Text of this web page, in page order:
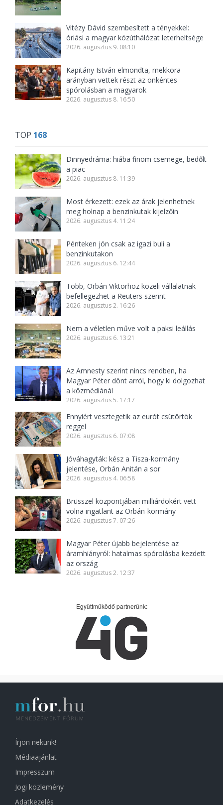
Vitézy Dávid szembesített a tényekkel:
óriási a magyar közúthálózat leterheltsége
2026. augusztus 9. 08:10
Kapitány István elmondta, mekkora
arányban vettek részt az önkéntes
spórolásban a magyarok
2026. augusztus 8. 16:50
TOP 168
Dinnyedráma: hiába finom csemege, bedőlt
a piac
2026. augusztus 8. 11:39
Most érkezett: ezek az árak jelenhetnek
meg holnap a benzinkutak kijelzőin
2026. augusztus 4. 11:24
Pénteken jön csak az igazi buli a
benzinkutakon
2026. augusztus 6. 12:44
Több, Orbán Viktorhoz közeli vállalatnak
befellegezhet a Reuters szerint
2026. augusztus 2. 16:26
Nem a véletlen műve volt a paksi leállás
2026. augusztus 6. 13:21
Az Amnesty szerint nincs rendben, ha
Magyar Péter dönt arról, hogy ki dolgozhat
a közmédiánál
2026. augusztus 5. 17:17
Ennyiért vesztegetik az eurót csütörtök
reggel
2026. augusztus 6. 07:08
Jóváhagyták: kész a Tisza-kormány
jelentése, Orbán Anitán a sor
2026. augusztus 4. 06:58
Brüsszel központjában milliárdokért vett
volna ingatlant az Orbán-kormány
2026. augusztus 7. 07:26
Magyar Péter újabb bejelentése az
áramhiányról: hatalmas spórolásba kezdett
az ország
2026. augusztus 2. 12:37
Együttműködő partnerünk:
Írjon nekünk!
Médiaajánlat
Impresszum
Jogi közlemény
Adatkezelés